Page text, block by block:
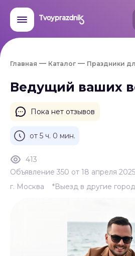
Главная Каталог Праздники
Ведущий ваших
Пока нет отзывов
от 5 ч. 0 мин.
Объявление 350 от 18 апреля 2025
413
г. Москва *Выезд в другие